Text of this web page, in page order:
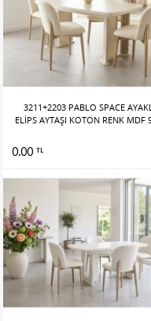
3211+2203 PABLO SPACE
ELİPS AYTAŞI KOTON RENK MDF
0.00 TL